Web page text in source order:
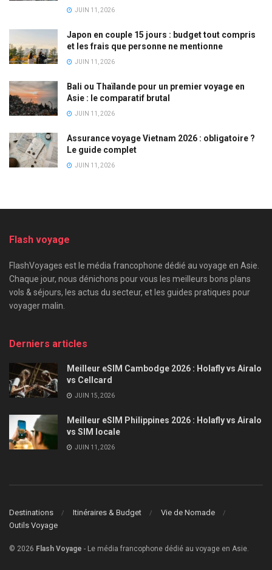
JUIN 11, 2026
Japon en couple 15 jours : budget tout compris
et les frais que personne ne mentionne
JUIN 11, 2026
Bali ou Thaïlande pour un premier voyage en
Asie : le comparatif brutal
JUIN 11, 2026
Assurance voyage Vietnam 2026 : obligatoire ?
Le guide complet
JUIN 11, 2026
Flash voyage
FlashVoyages est le média francophone dédié au voyage en Asie.
Chaque jour, nous dénichons pour vous les meilleurs bons plans
vols & séjours, les actus du secteur, et les guides pratiques pour
voyager malin.
Derniers articles
Meilleur eSIM Cambodge 2026 : Holafly vs Airalo
vs Cellcard
JUIN 15, 2026
Meilleur eSIM Philippines 2026 : Holafly vs Airalo
vs SIM locale
JUIN 11, 2026
Destinations Itinéraires & Budget
Vie de Nomade
Outils Voyage
© 2026 Flash Voyage - Le média francophone dédié au voyage en Asie.